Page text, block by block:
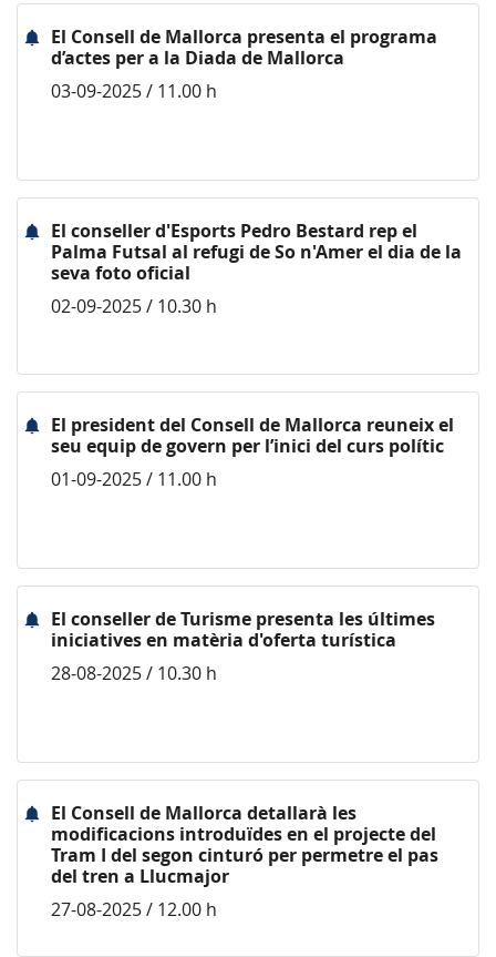
El Consell de Mallorca presenta el programa
d’actes per a la Diada de Mallorca
03-09-2025 / 11.00 h
El conseller d'Esports Pedro Bestard rep el
Palma Futsal al refugi de So n'Amer el dia de la
seva foto oficial
02-09-2025 / 10.30 h
El president del Consell de Mallorca reuneix el
seu equip de govern per l’inici del curs polític
01-09-2025 / 11.00 h
El conseller de Turisme presenta les últimes
iniciatives en matèria d'oferta turística
28-08-2025 / 10.30 h
El Consell de Mallorca detallarà les
modificacions introduïdes en el projecte del
Tram I del segon cinturó per permetre el pas
del tren a Llucmajor
27-08-2025 / 12.00 h